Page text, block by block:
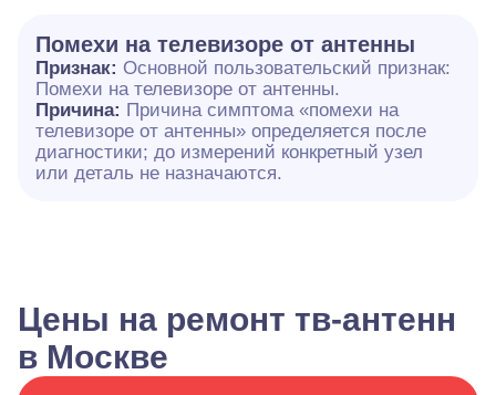
Помехи на телевизоре от антенны
Признак: Основной пользовательский признак:
Помехи на телевизоре от антенны.
Причина: Причина симптома «помехи на
телевизоре от антенны» определяется после
диагностики; до измерений конкретный узел
или деталь не назначаются.
Цены на ремонт тв-антенн
в Москве